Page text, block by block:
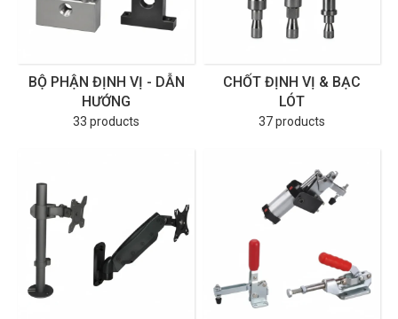
BỘ PHẬN ĐỊNH VỊ - DẪN
HƯỚNG
33 products
CHỐT ĐỊNH VỊ & BẠC
LÓT
37 products